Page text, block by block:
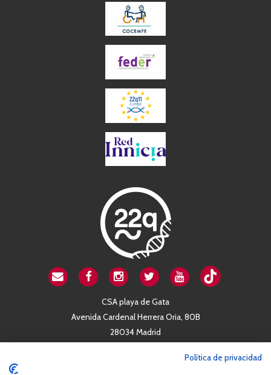
CSA playa de Gata
Avenida Cardenal Herrera Oria, 80B
28034 Madrid
Política de privacidad